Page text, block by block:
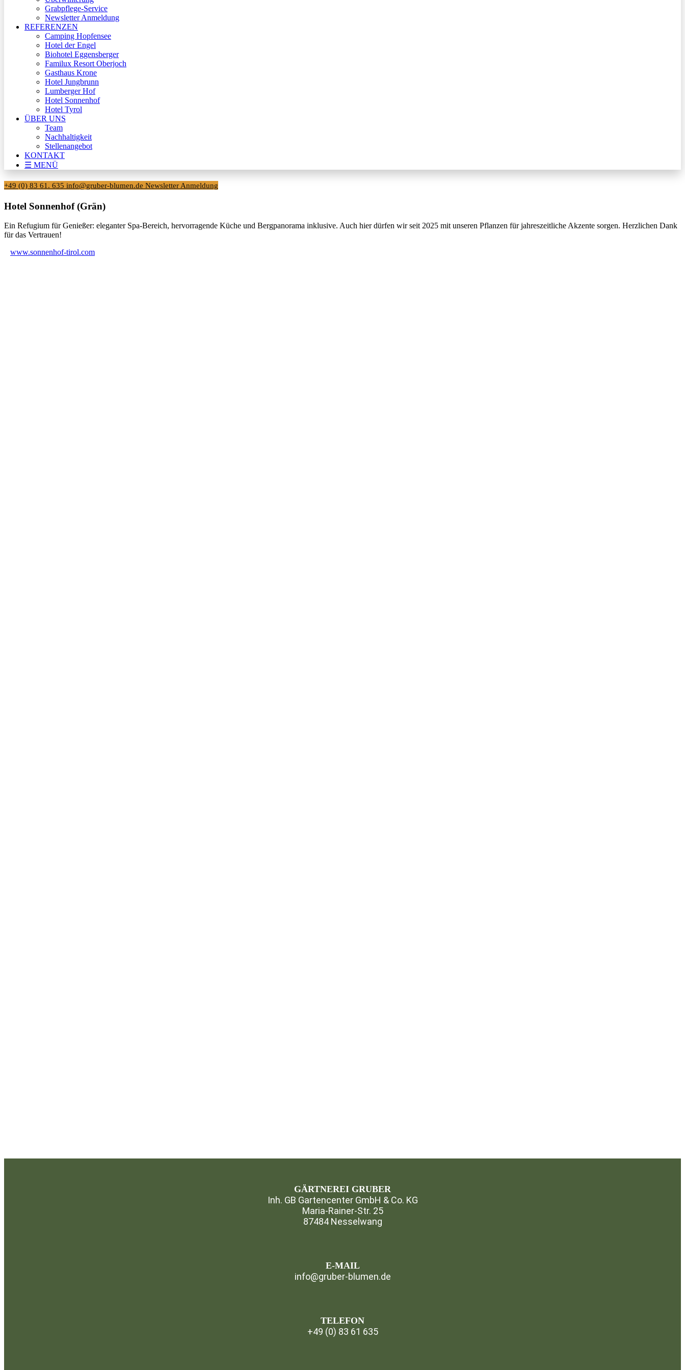
Grabpflege-Service
Newsletter Anmeldung
REFERENZEN
Camping Hopfensee
Hotel der Engel
Biohotel Eggensberger
Familux Resort Oberjoch
Gasthaus Krone
Hotel Jungbrunn
Lumberger Hof
Hotel Sonnenhof
Hotel Tyrol
ÜBER UNS
Team
Nachhaltigkeit
Stellenangebot
KONTAKT
☰ MENÜ
+49 (0) 83 61. 635 info@gruber-blumen.de Newsletter Anmeldung
Hotel Sonnenhof (Grän)
Ein Refugium für Genießer: eleganter Spa-Bereich, hervorragende Küche und Bergpanorama inklusive. Auch hier dürfen wir seit 2025 mit unseren Pflanzen für jahreszeitliche Akzente sorgen. Herzlichen Dank
für das Vertrauen!
www.sonnenhof-tirol.com
GÄRTNEREI GRUBER
Inh. GB Gartencenter GmbH & Co. KG
Maria-Rainer-Str. 25
87484 Nesselwang
E-MAIL
info@gruber-blumen.de
TELEFON
+49 (0) 83 61 635